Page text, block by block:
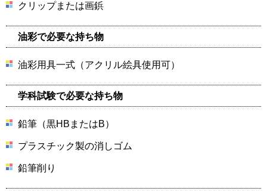
クリップまたは画鋲
油彩で必要な持ち物
油彩用具一式（アクリル絵具使用可）
学科試験で必要な持ち物
鉛筆（黒HBまたはB）
プラスチック製の消しゴム
鉛筆削り